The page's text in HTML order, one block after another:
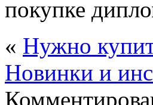
покупке
« Нужно
Новинки и